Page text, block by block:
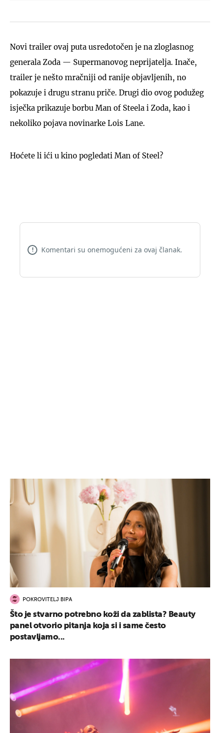
Novi trailer ovaj puta usredotočen je na zloglasnog
generala Zoda — Supermanovog neprijatelja. Inače,
trailer je nešto mračniji od ranije objavljenih, no
pokazuje i drugu stranu priče. Drugi dio ovog podužeg
isječka prikazuje borbu Man of Steela i Zoda, kao i
nekoliko pojava novinarke Lois Lane.
Hoćete li ići u kino pogledati Man of Steel?
! Komentari su onemogućeni za ovaj članak.
POKROVITELJ BIPA
Što je stvarno potrebno koži da zablista? Beauty
panel otvorio pitanja koja si i same često
postavljamo...